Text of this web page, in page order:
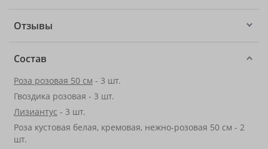
Отзывы
Состав
Роза розовая 50 см - 3 шт.
Гвоздика розовая - 3 шт.
Лизиантус - 3 шт.
Роза кустовая белая, кремовая, нежно-розовая 50 см - 2
шт.